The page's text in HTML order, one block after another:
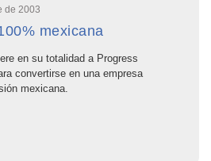
de 2003
mexicana
en su totalidad a Progress
convertirse en una empresa
mexicana.